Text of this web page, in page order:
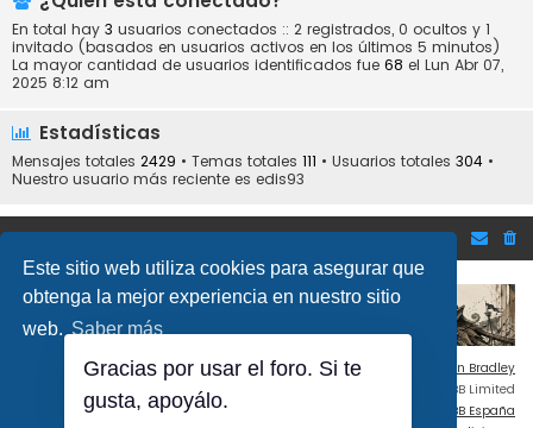
Este sitio web utiliza cookies para asegurar que
obtenga la mejor experiencia en nuestro sitio
web. Saber más
¡Lo entiendo!
En total hay 3 usuarios conectados :: 2 registrados, 0 ocultos y 1
invitado (basados en usuarios activos en los últimos 5 minutos)
La mayor cantidad de usuarios identificados fue 68 el Lun Abr 07,
2025 8:12 am
Estadísticas
Mensajes totales 2429 • Temas totales 111 • Usuarios totales 304 •
Nuestro usuario más reciente es edis93
Inicio Foro de Bolsa y mercados financieros
Ian Bradley
Desarrollado por
® Forum Software © phpBB Limited
phpBB España
Gracias por usar el foro. Si te
gusta, apoyálo.